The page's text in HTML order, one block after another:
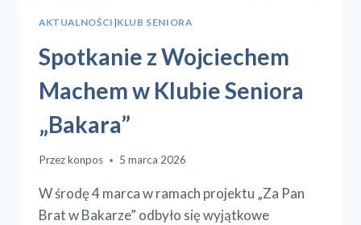
AKTUALNOŚCI |KLUB SENIORA
Spotkanie z Wojciechem
Machem w Klubie Seniora
„Bakara”
Przezkonpos 5 marca 2026
W środę 4 marca w ramach projektu „Za Pan
Brat w Bakarze” odbyło się wyjątkowe